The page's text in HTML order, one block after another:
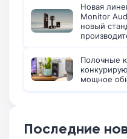
Новая
Monitor
новый
Полочные
мощное
Последние